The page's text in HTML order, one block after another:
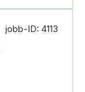
jobb-ID: 4113